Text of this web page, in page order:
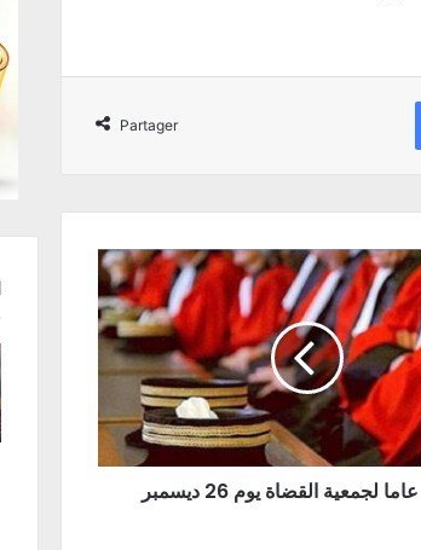
Partager
لجمعية القضاة يوم 26 ديسمبر